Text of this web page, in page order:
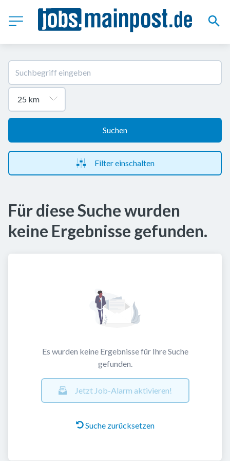
Suchen
Filter einschalten
Für diese Suche wurden
keine Ergebnisse gefunden.
Es wurden keine Ergebnisse für Ihre Suche
gefunden.
Jetzt Job-Alarm aktivieren!
Suche zurücksetzen